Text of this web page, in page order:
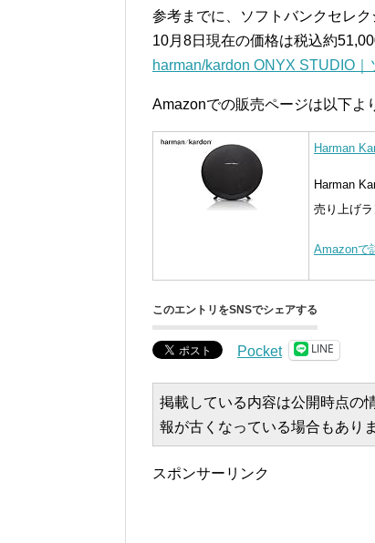
参考までに、ソフトバンクセレ
10月8日現在の価格は税込約
harman/kardon ONYX STUDIO
Amazonでの販売ページは以下よ
Harman
Harman
売り上げ
Amazonで
このエントリをSNSでシェアする
Pocket LINE
掲載している内容は公開時点の
報が古くなっている場合もあり
スポンサーリンク